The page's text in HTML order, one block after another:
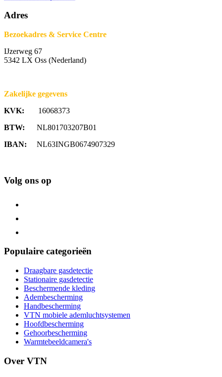
Adres
Bezoekadres & Service Centre
IJzerweg 67
5342 LX Oss (Nederland)
Zakelijke gegevens
KVK: 16068373
BTW: NL801703207B01
IBAN: NL63INGB0674907329
Volg ons op
Populaire categorieën
Draagbare gasdetectie
Stationaire gasdetectie
Beschermende kleding
Adembescherming
Handbescherming
VTN mobiele ademluchtsystemen
Hoofdbescherming
Gehoorbescherming
Warmtebeeldcamera's
Over VTN